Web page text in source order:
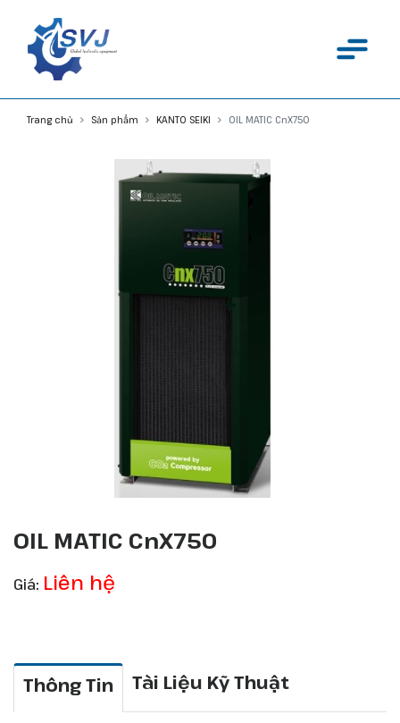
Trang chủ Sản phẩm KANTO SEIKI OIL MATIC CnX750
OIL MATIC CnX750
Giá: Liên hệ
Thông Tin Tài Liệu Kỹ Thuật